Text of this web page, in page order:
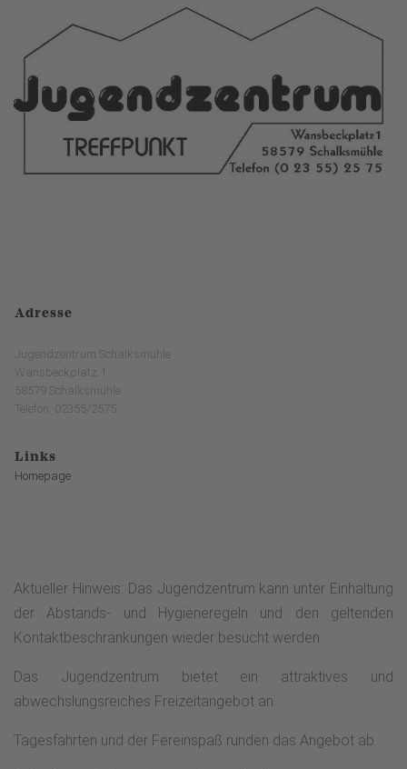
Adresse
Jugendzentrum Schalksmühle
Wansbeckplatz 1
58579 Schalksmühle
Telefon: 02355/2575
Links
Homepage
Aktueller Hinweis: Das Jugendzentrum kann unter Einhaltung
der Abstands- und Hygieneregeln und den geltenden
Kontaktbeschränkungen wieder besucht werden.
Das Jugendzentrum bietet ein attraktives und
abwechslungsreiches Freizeitangebot an.
Tagesfahrten und der Fereinspaß runden das Angebot ab.